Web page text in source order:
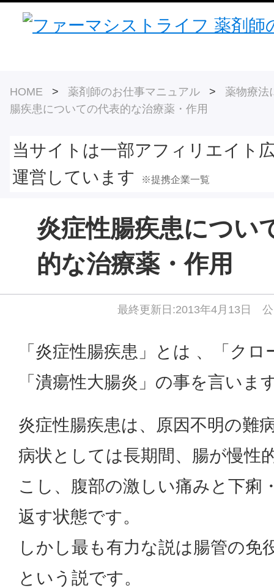
HOME > 薬剤師のお仕事マニュアル > 薬物療法
腸疾患についての代表的な治療薬・作用
当サイトは一部アフィリエイト
運営しています
※提携企業一覧
炎症性腸疾患につい
的な治療薬・作用
最終更新日:2013年4月13日
「炎症性腸疾患」とは 、「クロ
「潰瘍性大腸炎」の事を言いま
炎症性腸疾患は、原因不明の難
病状としては長期間、腸が慢性
こし、腹部の激しい痛みと下痢
返す状態です。
しかし最も有力な説は腸管の免
という説です。